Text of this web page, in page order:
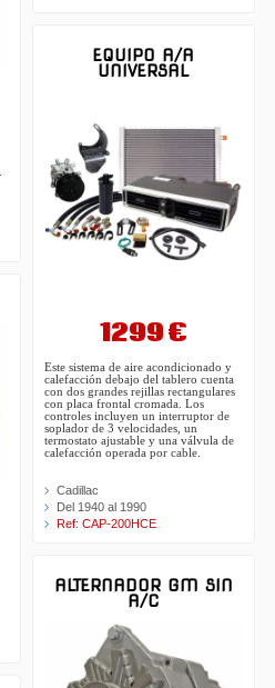
EQUIPO A/A
UNIVERSAL
1299 €
Este sistema de aire acondicionado y
calefacción debajo del tablero cuenta
con dos grandes rejillas rectangulares
con placa frontal cromada. Los
controles incluyen un interruptor de
soplador de 3 velocidades, un
termostato ajustable y una válvula de
calefacción operada por cable.
Cadillac
Del 1940 al 1990
Ref: CAP-200HCE
ALTERNADOR GM SIN
A/C